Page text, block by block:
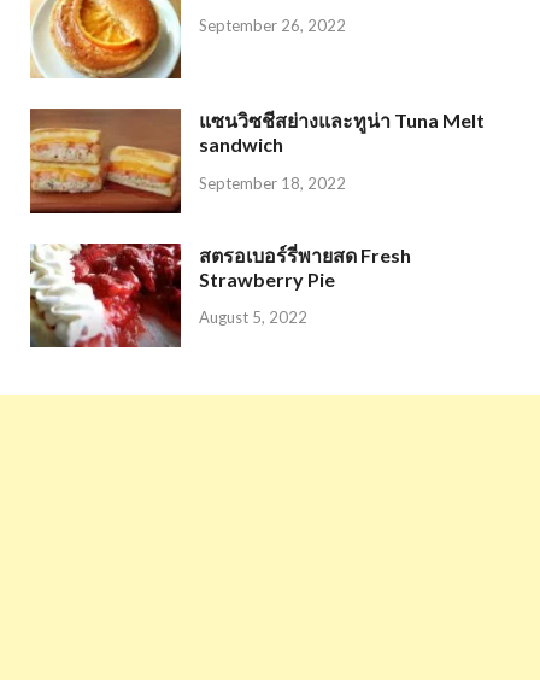
September 26, 2022
แซนวิซชีสย่างและทูน่า Tuna Melt
sandwich
September 18, 2022
สตรอเบอร์รี่พายสด Fresh
Strawberry Pie
August 5, 2022